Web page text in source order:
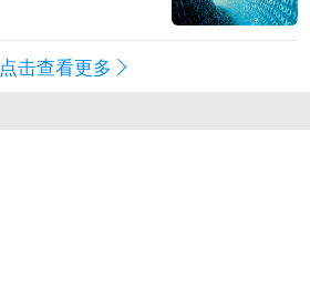
点击查看更多